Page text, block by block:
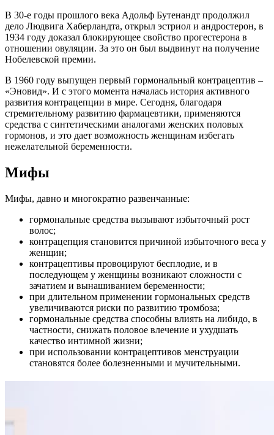
В 30-е годы прошлого века Адольф Бутенандт продолжил
дело Людвига Хаберландта, открыл эстриол и андростерон, в
1934 году доказал блокирующее свойство прогестерона в
отношении овуляции. За это он был выдвинут на получение
Нобелевской премии.
В 1960 году выпущен первый гормональный контрацептив –
«Эновид». И с этого момента началась история активного
развития контрацепции в мире. Сегодня, благодаря
стремительному развитию фармацевтики, применяются
средства с синтетическими аналогами женских половых
гормонов, и это дает возможность женщинам избегать
нежелательной беременности.
Мифы
Мифы, давно и многократно развенчанные:
гормональные средства вызывают избыточный рост
волос;
контрацепция становится причиной избыточного веса у
женщин;
контрацептивы провоцируют бесплодие, и в
последующем у женщины возникают сложности с
зачатием и вынашиванием беременности;
при длительном применении гормональных средств
увеличиваются риски по развитию тромбоза;
гормональные средства способны влиять на либидо, в
частности, снижать половое влечение и ухудшать
качество интимной жизни;
при использовании контрацептивов менструации
становятся более болезненными и мучительными.